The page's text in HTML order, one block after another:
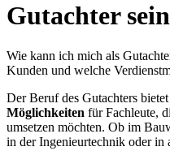
Gutachter sein
Wie kann ich mich als
Kunden und welche
Der Beruf des Gutachters bietet
Möglichkeiten für Fachleute,
umsetzen möchten. Ob im
in der Ingenieurtechnik oder in